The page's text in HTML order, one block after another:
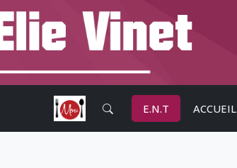
E.N.T ACCUEIL